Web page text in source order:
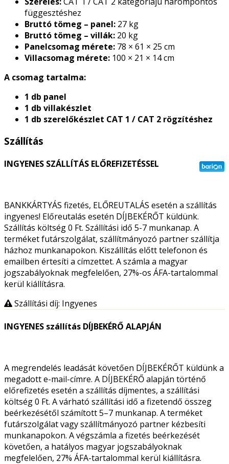
függesztéshez
Bruttó tömeg – panel: 27 kg
Bruttó tömeg – villák: 20 kg
Panelcsomag mérete: 78 × 61 × 25 cm
Villacsomag mérete: 100 × 21 × 14 cm
A csomag tartalma:
1 db panel
1 db villakészlet
1 db szerelőkészlet CAT 1 / CAT 2 rögzítéshez
Szállítás
INGYENES SZÁLLÍTÁS ELŐREFIZETÉSSEL
BANKKÁRTYÁS fizetés, ELŐREUTALÁS esetén a szállítás
ingyenes! Előreutalás esetén DÍJBEKÉRŐT küldünk.
Szállítás költség 0 Ft. Szállítási idő 5-7 munkanap. A
terméket futárszolgálat, szállítmányozó partner szállítja
házhoz munkanapokon. Kiszállítás előtt telefonon és
emailben értesíti a címzettet. A számla a magyar
jogszabályoknak megfelelően, 27%-os ÁFA-tartalommal
kerül kiállításra.
Szállítási díj: Ingyenes
INGYENES szállítás DÍJBEKÉRŐ ALAPJÁN
A megrendelés leadását követően DÍJBEKÉRŐT küldünk a
megadott e-mail-címre. A DÍJBEKÉRŐ alapján történő
előrefizetés esetén a szállítás díjmentes, a szállítási
költség 0 Ft. A várható szállítási idő a fizetendő összeg
beérkezésétől számított 5–7 munkanap. A terméket
futárszolgálat vagy szállítmányozó partner kézbesíti
munkanapokon. A végszámla a fizetés beérkezését
követően, a hatályos magyar jogszabályoknak
megfelelően, 27% ÁFA-tartalommal kerül kiállításra.